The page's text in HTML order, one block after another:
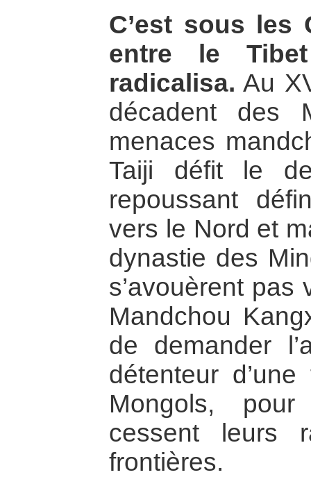
C’est sous les
entre le
radicalisa. Au
décadent des
menaces
Taiji défit le
repoussant
vers le Nord et
dynastie des
s’avouèrent pas
Mandchou
de demander
détenteur
Mongols,
cessent leurs
frontières.